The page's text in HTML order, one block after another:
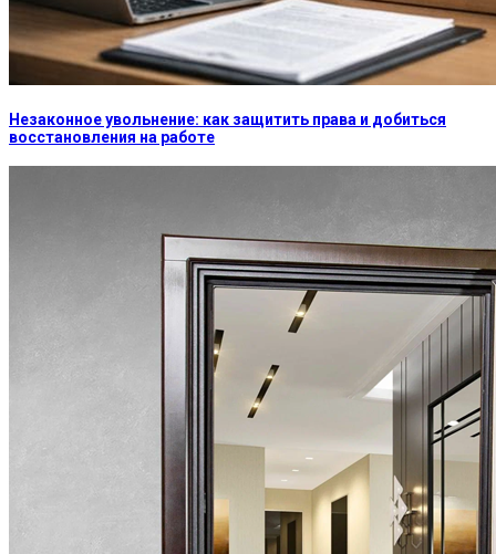
Незаконное увольнение: как защитить права и добиться
восстановления на работе